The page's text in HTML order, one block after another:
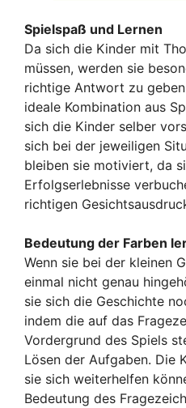
Spielspaß und Lernen
Da sich die Kinder mit
müssen, werden sie
richtige Antwort zu
ideale Kombination aus
sich die Kinder selber
sich bei der jeweiligen
bleiben sie motiviert, da
Erfolgserlebnisse
richtigen
Bedeutung der Farben
Wenn sie bei der kleinen
einmal nicht genau
sie sich die Geschichte
indem die auf das
Vordergrund des Spiels
Lösen der Aufgaben. Die
sie sich weiterhelfen
Bedeutung des